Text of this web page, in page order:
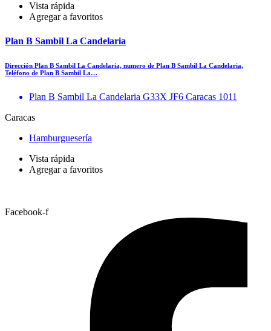
Vista rápida
Agregar a favoritos
Plan B Sambil La Candelaria
Dirección Plan B Sambil La Candelaria, numero de Plan B Sambil La Candelaria,
Teléfono de Plan B Sambil La…
Plan B Sambil La Candelaria G33X JF6 Caracas 1011
Caracas
Hamburguesería
Vista rápida
Agregar a favoritos
Facebook-f